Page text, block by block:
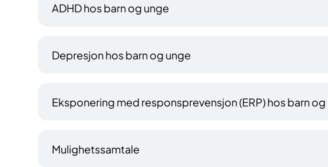
ADHD hos barn og unge
Depresjon hos barn og unge
Eksponering med responsprevensjon (ERP) hos barn og
Mulighetssamtale